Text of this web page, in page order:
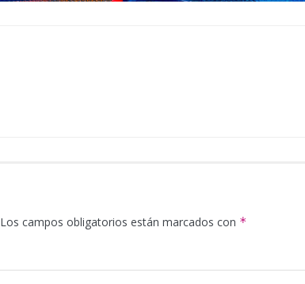
Los campos obligatorios están marcados con *